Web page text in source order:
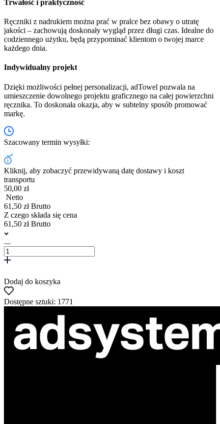
Trwałość i praktyczność
Ręczniki z nadrukiem można prać w pralce bez obawy o utratę
jakości – zachowują doskonały wygląd przez długi czas. Idealne do
codziennego użytku, będą przypominać klientom o twojej marce
każdego dnia.
Indywidualny projekt
Dzięki możliwości pełnej personalizacji, adTowel pozwala na
umieszczenie dowolnego projektu graficznego na całej powierzchni
ręcznika. To doskonała okazja, aby w subtelny sposób promować
markę.
Szacowany termin wysyłki:
Kliknij, aby zobaczyć przewidywaną datę dostawy i koszt
transportu
50,00 zł
Netto
61,50 zł Brutto
Z czego składa się cena
61,50 zł Brutto
Dodaj do koszyka
Dostępne sztuki: 1771